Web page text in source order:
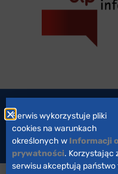
Wszystkie
Serwis wykorzystuje pliki
cookies na warunkach
określonych w Informacji o
prywatności. Korzystając
serwisu akceptują państwo